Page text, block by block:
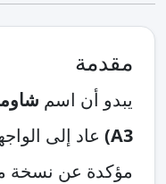
مقدمة
يبدو أن اسم
A3) عاد إلى